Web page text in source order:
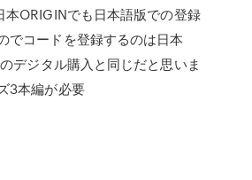
本ORIGINでも日本語版での登録
でコードを登録するのは日本
デジタル購入と同じだと思いま
3本編が必要